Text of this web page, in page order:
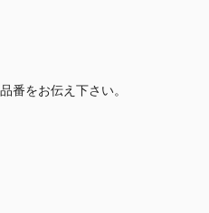
番をお伝え下さい。